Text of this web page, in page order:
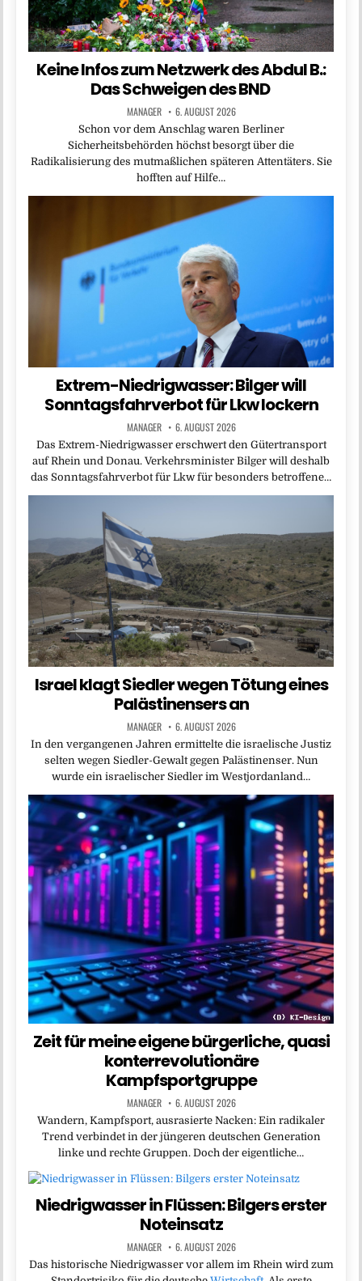
Keine Infos zum Netzwerk des Abdul B.:
Das Schweigen des BND
MANAGER 6. AUGUST 2026
Schon vor dem Anschlag waren Berliner
Sicherheitsbehörden höchst besorgt über die
Radikalisierung des mutmaßlichen späteren Attentäters. Sie
hofften auf Hilfe…
Extrem-Niedrigwasser: Bilger will
Sonntagsfahrverbot für Lkw lockern
MANAGER 6. AUGUST 2026
Das Extrem-Niedrigwasser erschwert den Gütertransport
auf Rhein und Donau. Verkehrsminister Bilger will deshalb
das Sonntagsfahrverbot für Lkw für besonders betroffene…
Israel klagt Siedler wegen Tötung eines
Palästinensers an
MANAGER 6. AUGUST 2026
In den vergangenen Jahren ermittelte die israelische Justiz
selten wegen Siedler-Gewalt gegen Palästinenser. Nun
wurde ein israelischer Siedler im Westjordanland…
Zeit für meine eigene bürgerliche, quasi
konterrevolutionäre
Kampfsportgruppe
MANAGER 6. AUGUST 2026
Wandern, Kampfsport, ausrasierte Nacken: Ein radikaler
Trend verbindet in der jüngeren deutschen Generation
linke und rechte Gruppen. Doch der eigentliche…
Niedrigwasser in Flüssen: Bilgers erster
Noteinsatz
MANAGER 6. AUGUST 2026
Das historische Niedrigwasser vor allem im Rhein wird zum